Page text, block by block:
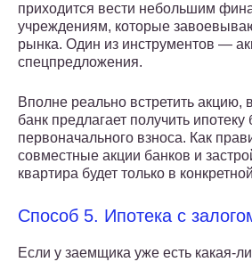
приходится вести небольшим
учреждениям, которые
рынка. Один из инструментов —
спецпредложения.
Вполне реально встретить акцию,
банк предлагает получить ипотеку
первоначального взноса. Как
совместные акции банков и
квартира будет только в
Способ 5. Ипотека с
Если у заемщика уже есть какая-